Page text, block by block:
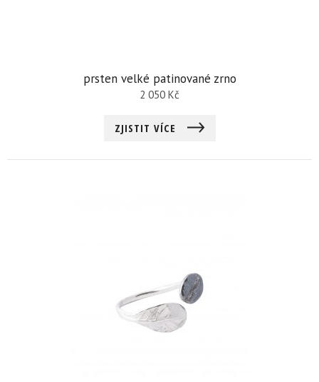
prsten velké patinované zrno
2 050 Kč
ZJISTIT VÍCE